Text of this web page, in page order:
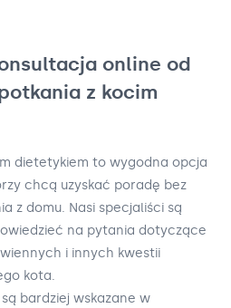
online od
z kocim
dietetykiem to wygodna opcja
chcą uzyskać poradę bez
z domu. Nasi specjaliści są
na pytania dotyczące
i innych kwestii
kota.
bardziej wskazane w